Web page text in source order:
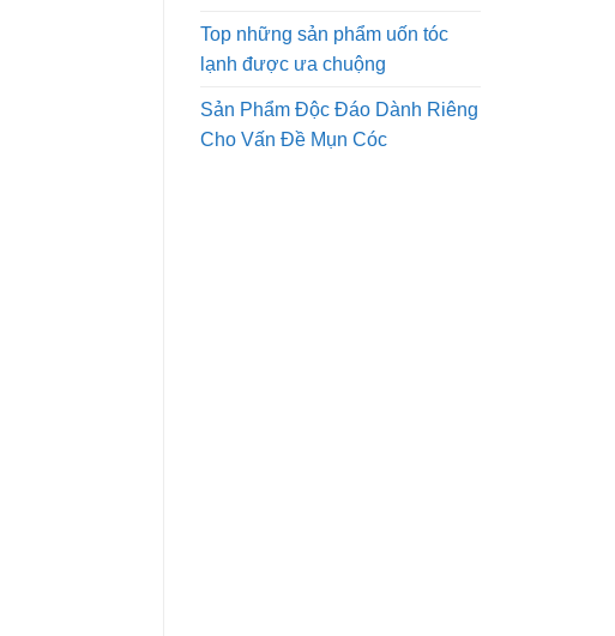
Top những sản phẩm uốn tóc
lạnh được ưa chuộng
Sản Phẩm Độc Đáo Dành Riêng
Cho Vấn Đề Mụn Cóc